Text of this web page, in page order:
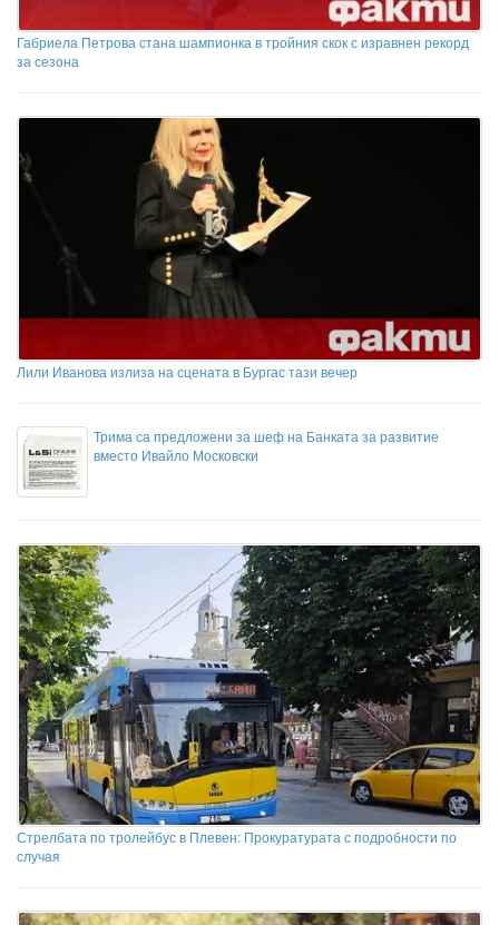
Габриела Петрова стана шампионка в тройния скок с изравнен рекорд
за сезона
Лили Иванова излиза на сцената в Бургас тази вечер
Трима са предложени за шеф на Банката за развитие
вместо Ивайло Московски
Стрелбата по тролейбус в Плевен: Прокуратурата с подробности по
случая